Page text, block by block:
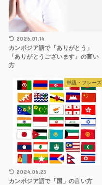
2026.01.14
カンボジア語で「ありがとう」
「ありがとうございます」の言い
方
単語・フレーズ
2024.06.23
カンボジア語で「国」の言い方